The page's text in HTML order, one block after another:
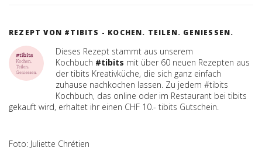
REZEPT VON #TIBITS - KOCHEN. TEILEN. GENIESSEN.
Dieses Rezept stammt aus unserem
Kochbuch #tibits mit über 60 neuen Rezepten aus
der tibits Kreativküche, die sich ganz einfach
zuhause nachkochen lassen. Zu jedem #tibits
Kochbuch, das online oder im Restaurant bei tibits
gekauft wird, erhaltet ihr einen CHF 10.- tibits Gutschein.
Foto: Juliette Chrétien